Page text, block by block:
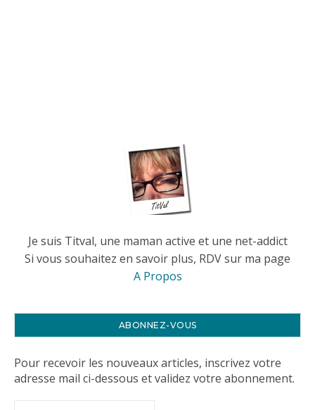
Je suis Titval, une maman active et une net-addict
Si vous souhaitez en savoir plus, RDV sur ma page
A Propos
ABONNEZ-VOUS
Pour recevoir les nouveaux articles, inscrivez votre
adresse mail ci-dessous et validez votre abonnement.